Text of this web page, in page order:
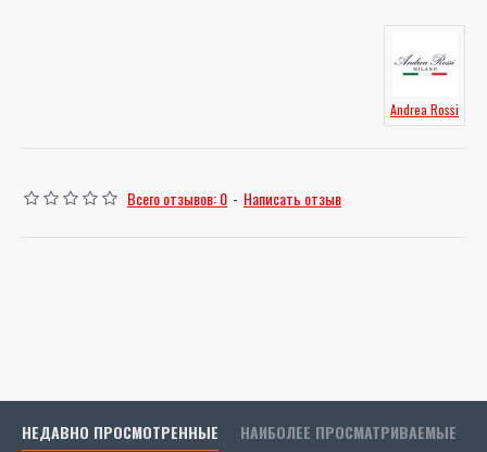
Andrea Rossi
Всего отзывов: 0 - Написать отзыв
НЕДАВНО ПРОСМОТРЕННЫЕ НАИБОЛЕЕ ПРОСМАТРИВАЕМЫЕ